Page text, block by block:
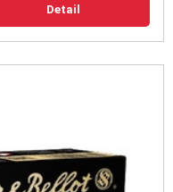
Detail